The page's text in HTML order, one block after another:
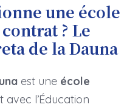
une école
? Le
de la Dauna
est une école
avec l’Éducation